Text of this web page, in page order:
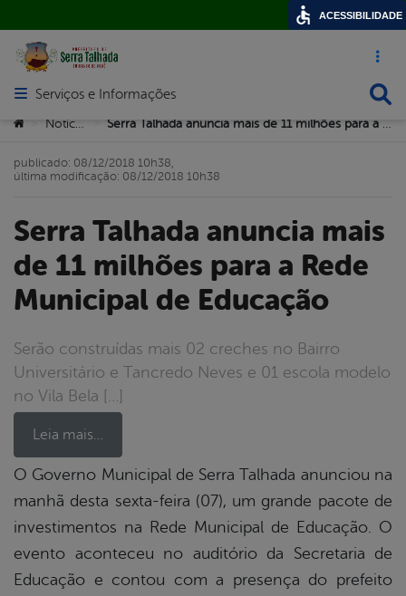
Acesso
Abrir menu principal de navegação
Serviços e Informações
Você está aqui:
> Notícias >
Serra Talhada anuncia mais
de 11 milhões para a Rede
Municipal de Educação
Serão construídas mais 02 creches no Bairro
Universitário e Tancredo Neves e 01 escola modelo
no Vila Bela […]
Leia mais…
publicado: 08/12/2018 10h38,
última modificação: 08/12/2018 10h38
O Governo Municipal de Serra Talhada anunciou na
manhã desta sexta-feira (07), um grande pacote de
investimentos na Rede Municipal de Educação. O
evento aconteceu no auditório da Secretaria de
Educação e contou com a presença do prefeito
ACESSIBILIDADE